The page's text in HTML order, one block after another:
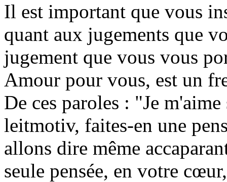
Il est important que vous
quant aux jugements que
jugement que vous vous
Amour pour vous, est un
De ces paroles : "Je
leitmotiv, faites-en une
allons dire même
seule pensée, en votre